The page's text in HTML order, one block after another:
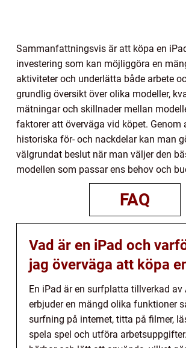
Sammanfattningsvis är att köpa en
investering som kan möjliggöra en
aktiviteter och underlätta både arbete
grundlig översikt över olika modeller,
mätningar och skillnader mellan
faktorer att överväga vid köpet. Genom
historiska för- och nackdelar kan man
välgrundat beslut när man väljer den
modellen som passar ens behov och
FAQ
Vad är en iPad och
jag överväga att köpa
En iPad är en surfplatta tillverkad av
erbjuder en mängd olika funktioner
surfning på internet, titta på filmer,
spela spel och utföra